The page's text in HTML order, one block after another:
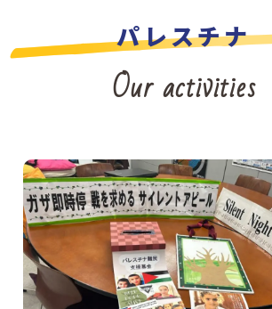
パレスチナ
Our activities